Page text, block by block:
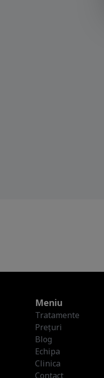
Meniu
Tratamente
Prețuri
Blog
Echipa
Clinica
Contact